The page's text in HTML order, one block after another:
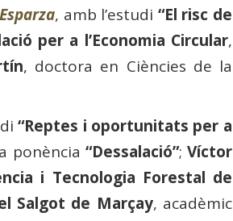
, amb l’estudi “El risc de
per a l’Economia Circular,
, doctora en Ciències de la
“Reptes i oportunitats per a
ponència “Dessalació”; Víctor
i Tecnologia Forestal de
Salgot de Marçay, acadèmic